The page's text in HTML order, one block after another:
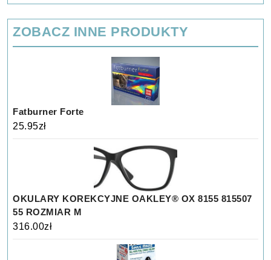
ZOBACZ INNE PRODUKTY
Fatburner Forte
25.95zł
OKULARY KOREKCYJNE OAKLEY® OX 8155 815507
55 ROZMIAR M
316.00zł